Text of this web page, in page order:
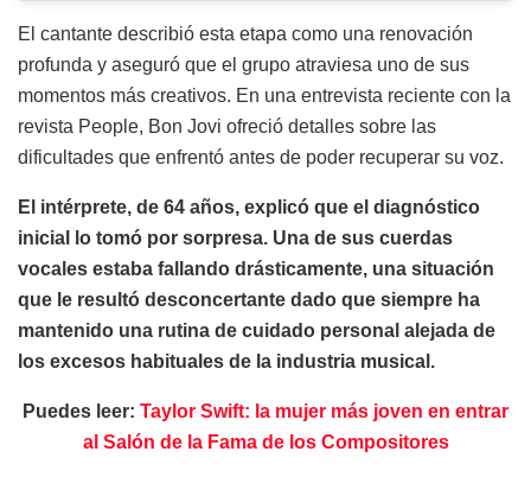
El cantante describió esta etapa como una renovación
profunda y aseguró que el grupo atraviesa uno de sus
momentos más creativos. En una entrevista reciente con la
revista People, Bon Jovi ofreció detalles sobre las
dificultades que enfrentó antes de poder recuperar su voz.
El intérprete, de 64 años, explicó que el diagnóstico
inicial lo tomó por sorpresa. Una de sus cuerdas
vocales estaba fallando drásticamente, una situación
que le resultó desconcertante dado que siempre ha
mantenido una rutina de cuidado personal alejada de
los excesos habituales de la industria musical.
Puedes leer: Taylor Swift: la mujer más joven en entrar
al Salón de la Fama de los Compositores